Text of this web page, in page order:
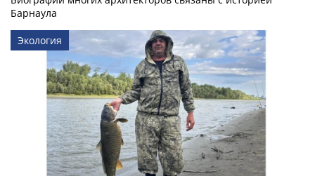
Барнаула
Экология